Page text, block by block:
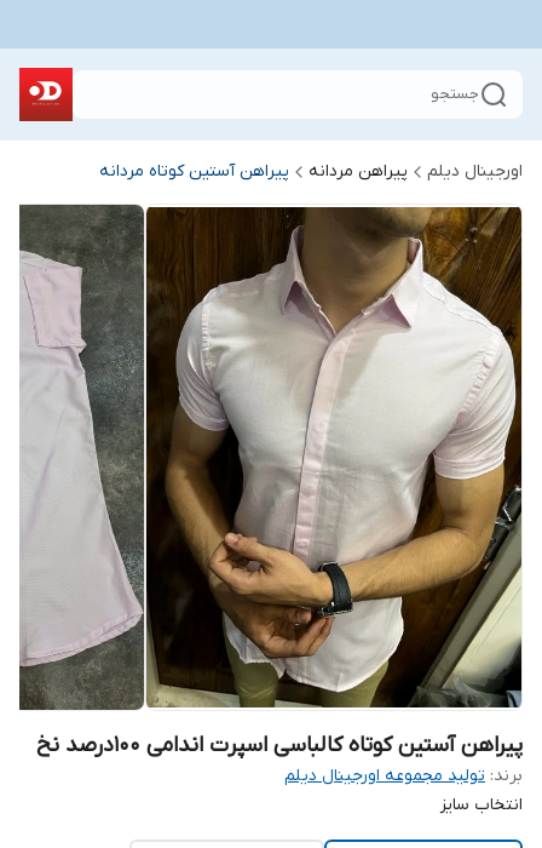
جستجو
اورجینال دیلم پیراهن مردانه پیراهن آستین کوتاه مردانه
پیراهن آستین کوتاه کالباسی اسپرت اندامی ۱۰۰درصد نخ
برند: تولید مجموعه اورجینال دیلم
انتخاب سایز